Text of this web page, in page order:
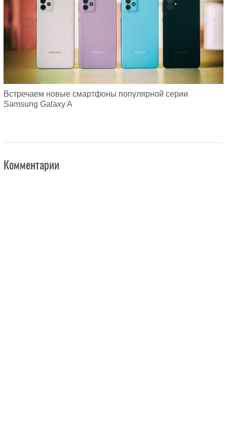
Встречаем новые смартфоны популярной серии
Samsung Galaxy A
Комментарии